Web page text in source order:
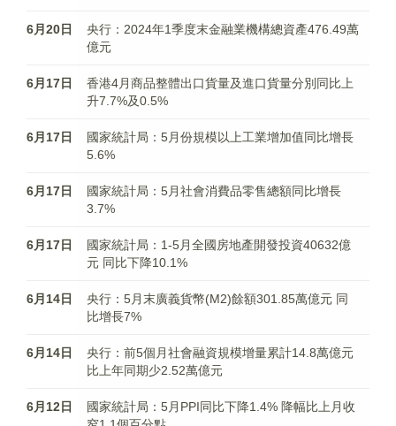
6月20日
央行：2024年1季度末金融業機構總資產476.49萬
億元
6月17日
香港4月商品整體出口貨量及進口貨量分別同比上
升7.7%及0.5%
6月17日
國家統計局：5月份規模以上工業增加值同比增長
5.6%
6月17日
國家統計局：5月社會消費品零售總額同比增長
3.7%
6月17日
國家統計局：1-5月全國房地產開發投資40632億
元 同比下降10.1%
6月14日
央行：5月末廣義貨幣(M2)餘額301.85萬億元 同
比增長7%
6月14日
央行：前5個月社會融資規模增量累計14.8萬億元
比上年同期少2.52萬億元
6月12日
國家統計局：5月PPI同比下降1.4% 降幅比上月收